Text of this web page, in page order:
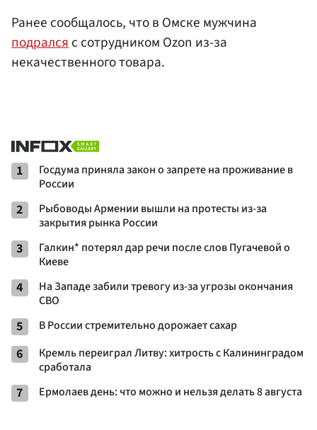
Ранее сообщалось, что в Омске мужчина
подралсяс сотрудником Ozon из-за
некачественного товара.
1
Госдума приняла закон о запрете на проживание в
России
2
Рыбоводы Армении вышли на протесты из-за
закрытия рынка России
3
Галкин* потерял дар речи после слов Пугачевой о
Киеве
4
На Западе забили тревогу из-за угрозы окончания
СВО
5 В России стремительно дорожает сахар
6
Кремль переиграл Литву: хитрость с Калининградом
сработала
7 Ермолаев день: что можно и нельзя делать 8 августа